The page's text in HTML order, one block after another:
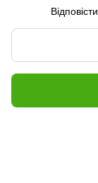
Відповісти